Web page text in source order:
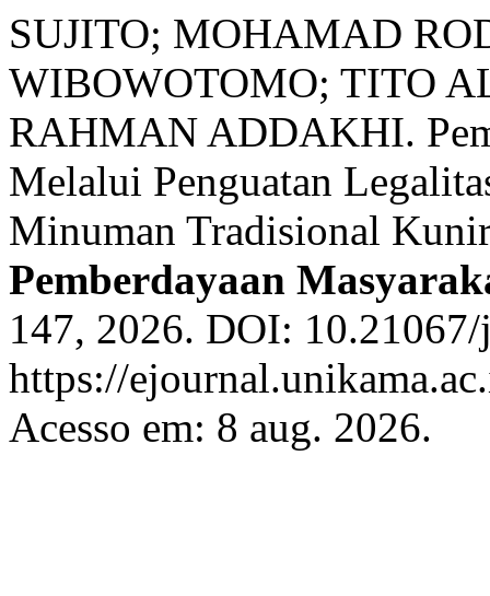
SUJITO; MOHAMAD
WIBOWOTOMO; TITO
RAHMAN ADDAKHI.
Melalui Penguatan
Minuman Tradisional
Pemberdayaan
147, 2026. DOI:
https://
Acesso em: 8 aug. 2026.